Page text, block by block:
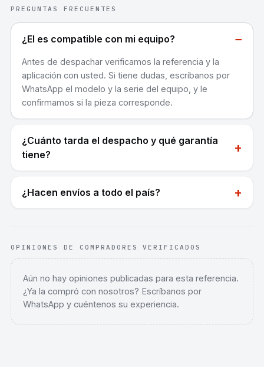
PREGUNTAS FRECUENTES
¿El es compatible con mi equipo? −
Antes de despachar verificamos la referencia y la
aplicación con usted. Si tiene dudas, escríbanos por
WhatsApp el modelo y la serie del equipo, y le
confirmamos si la pieza corresponde.
¿Cuánto tarda el despacho y qué garantía
tiene?
+
¿Hacen envíos a todo el país? +
OPINIONES DE COMPRADORES VERIFICADOS
Aún no hay opiniones publicadas para esta referencia.
¿Ya la compró con nosotros? Escríbanos por
WhatsApp y cuéntenos su experiencia.